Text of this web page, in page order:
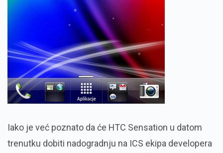
Iako je već poznato da će HTC Sensation u datom
trenutku dobiti nadogradnju na ICS ekipa developera